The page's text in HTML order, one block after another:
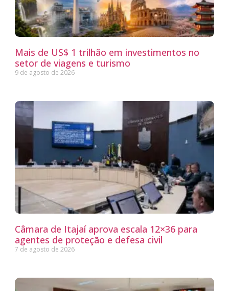
Mais de US$ 1 trilhão em investimentos no
setor de viagens e turismo
9 de agosto de 2026
Câmara de Itajaí aprova escala 12×36 para
agentes de proteção e defesa civil
7 de agosto de 2026